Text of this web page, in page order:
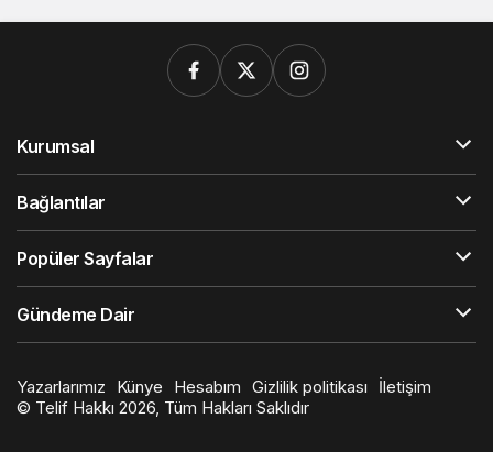
Kurumsal
Bağlantılar
Popüler Sayfalar
Gündeme Dair
Yazarlarımız Künye Hesabım Gizlilik politikası
İletişim
© Telif Hakkı 2026, Tüm Hakları Saklıdır